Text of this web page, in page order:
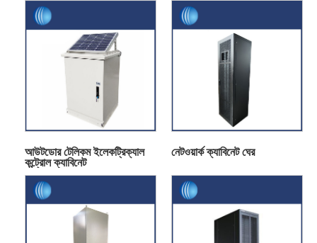
আউটডোর টেলিকম ইলেকট্রিক্যাল
কন্ট্রোল ক্যাবিনেট
নেটওয়ার্ক ক্যাবিনেট ঘের